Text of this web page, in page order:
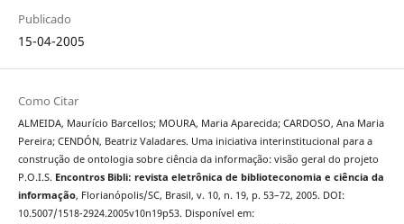
Publicado
15-04-2005
Como Citar
ALMEIDA, Maurício Barcellos; MOURA, Maria Aparecida; CARDOSO, Ana Maria
Pereira; CENDÓN, Beatriz Valadares. Uma iniciativa interinstitucional para a
construção de ontologia sobre ciência da informação: visão geral do projeto
P.O.I.S. Encontros Bibli: revista eletrônica de biblioteconomia e ciência da
informação, Florianópolis/SC, Brasil, v. 10, n. 19, p. 53–72, 2005. DOI:
10.5007/1518-2924.2005v10n19p53. Disponível em: